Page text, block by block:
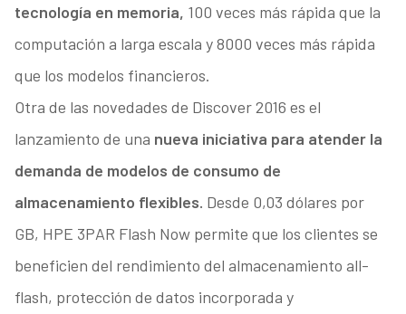
tecnología en memoria, 100 veces más rápida que la
computación a larga escala y 8000 veces más rápida
que los modelos financieros.
Otra de las novedades de Discover 2016 es el
lanzamiento de una nueva iniciativa para atender la
demanda de modelos de consumo de
almacenamiento flexibles. Desde 0,03 dólares por
GB, HPE 3PAR Flash Now permite que los clientes se
beneficien del rendimiento del almacenamiento all-
flash, protección de datos incorporada y